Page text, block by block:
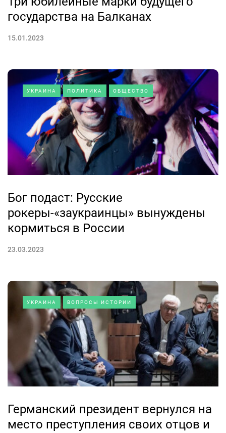
государства на Балканах
15.01.2023
УКРАИНА ПОЛИТИКА ОБЩЕСТВО
Бог подаст: Русские
рокеры-«заукраинцы» вынуждены
кормиться в России
23.03.2023
УКРАИНА ВОПРОСЫ ИСТОРИИ
Германский президент вернулся на
место преступления своих отцов и